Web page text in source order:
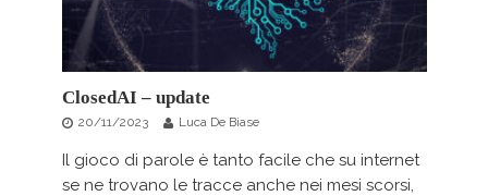
ClosedAI – update
20/11/2023 Luca De Biase
Il gioco di parole è tanto facile che su internet
se ne trovano le tracce anche nei mesi scorsi,